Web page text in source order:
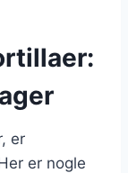
er
er nogle